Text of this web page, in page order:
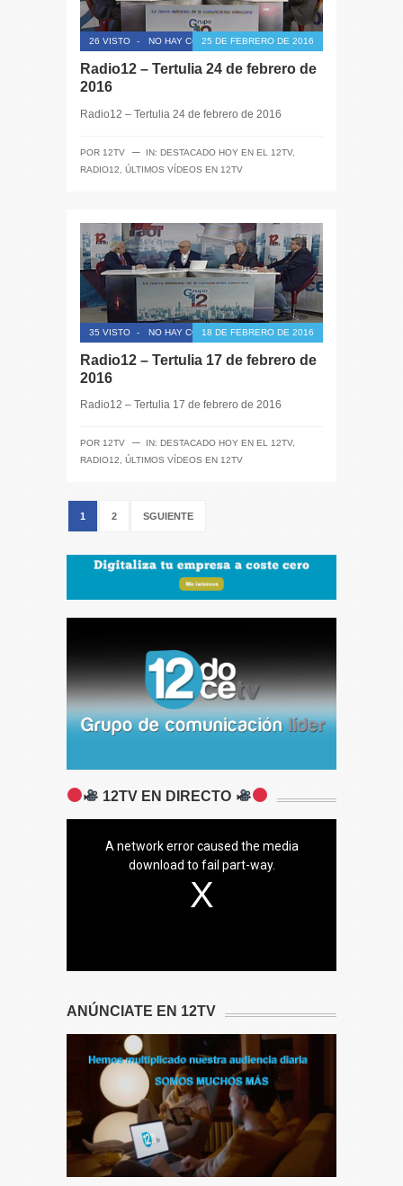
26 VISTO - NO HAY COMENTARIOS25 DE FEBRERO DE 2016
Radio12 – Tertulia 24 de febrero de
2016
Radio12 – Tertulia 24 de febrero de 2016
POR 12TV ─ IN: DESTACADO HOY EN EL 12TV,
RADIO12
ÚLTIMOS VÍDEOS EN 12TV
35 VISTO - NO HAY COMENTARIOS18 DE FEBRERO DE 2016
Radio12 – Tertulia 17 de febrero de
2016
Radio12 – Tertulia 17 de febrero de 2016
POR 12TV ─ IN: DESTACADO HOY EN EL 12TV,
RADIO12
ÚLTIMOS VÍDEOS EN 12TV
1 2 SGUIENTE
12TV EN DIRECTO
A network error caused the media
download to fail part-way.
ANÚNCIATE EN 12TV